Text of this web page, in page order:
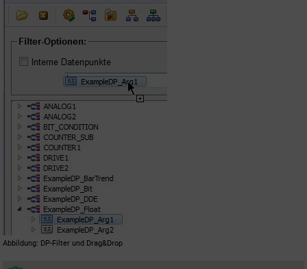
Abbildung DP-Filter und Drag&Drop